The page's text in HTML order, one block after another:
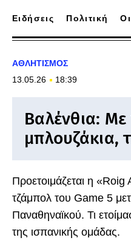
Ειδήσεις Πολιτική
ΑΘΛΗΤΙΣΜΟΣ
13.05.26
18:39
Βαλένθια:
μπλουζάκια,
Προετοιμάζεται η «Roig
τζάμπολ του Game 5
Παναθηναϊκού. Τι
της ισπανικής ομάδας.